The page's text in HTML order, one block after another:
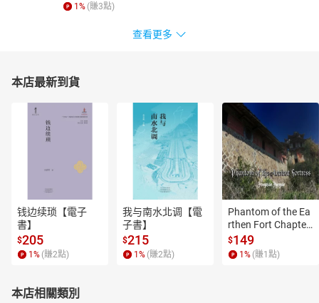
1 % (賺3點)
查看更多
本店最新到貨
钱边续琐【電子
書】
$205
1 % (賺2點)
我与南水北调【電
子書】
$215
1 % (賺2點)
Phantom of the Ea
rthen Fort Chapter
4【有聲書】
$149
1 % (賺1 點)
本店相關類別